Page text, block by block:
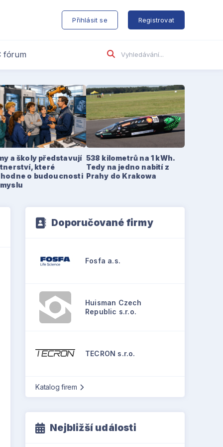
Přihlásit se Registrovat
fórum
a školy představují
které
o budoucnosti
538 kilometrů na 1 kWh.
Tedy na jedno nabití z
Prahy do Krakowa
Doporučované firmy
Fosfa a.s.
Huisman Czech
Republic s.r.o.
TECRON s.r.o.
Katalog firem
Nejbližší události